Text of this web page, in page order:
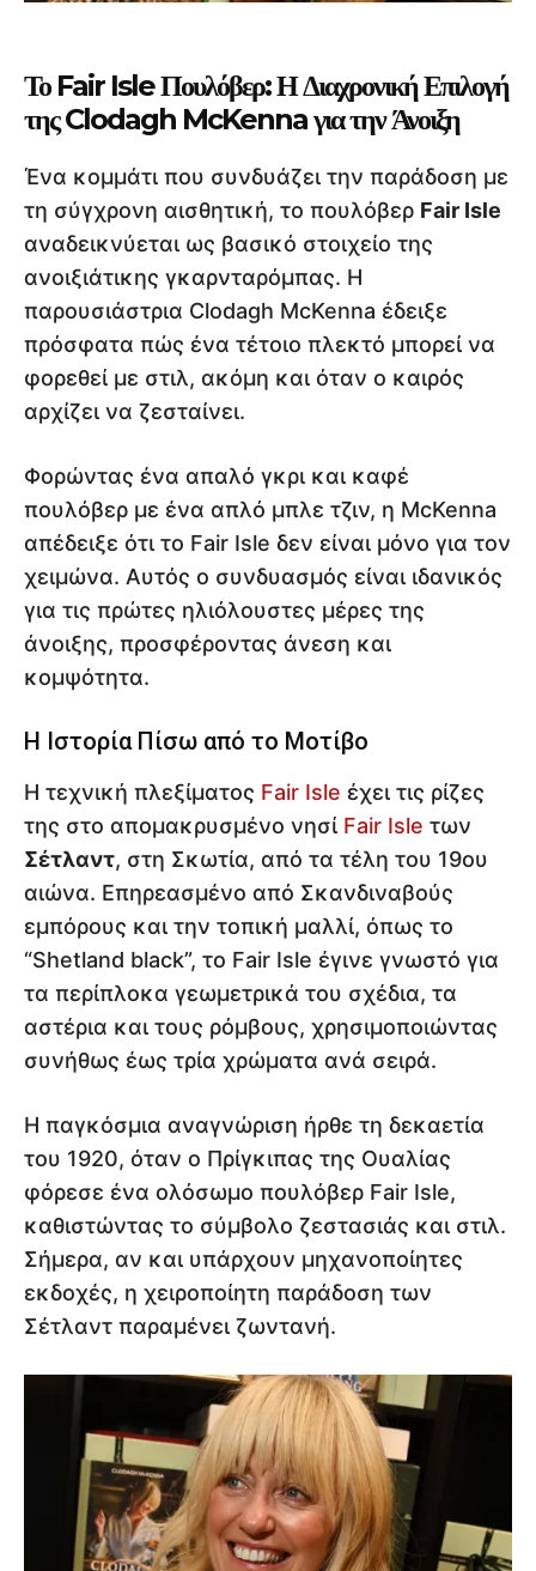
Το Fair Isle Πουλόβερ: Η Διαχρονική Επιλογή
της Clodagh McKenna για την Άνοιξη
Ένα κομμάτι που συνδυάζει την παράδοση με
τη σύγχρονη αισθητική, το πουλόβερ Fair Isle
αναδεικνύεται ως βασικό στοιχείο της
ανοιξιάτικης γκαρνταρόμπας. Η
παρουσιάστρια Clodagh McKenna έδειξε
πρόσφατα πώς ένα τέτοιο πλεκτό μπορεί να
φορεθεί με στιλ, ακόμη και όταν ο καιρός
αρχίζει να ζεσταίνει.
Φορώντας ένα απαλό γκρι και καφέ
πουλόβερ με ένα απλό μπλε τζιν, η McKenna
απέδειξε ότι το Fair Isle δεν είναι μόνο για τον
χειμώνα. Αυτός ο συνδυασμός είναι ιδανικός
για τις πρώτες ηλιόλουστες μέρες της
άνοιξης, προσφέροντας άνεση και
κομψότητα.
Η Ιστορία Πίσω από το Μοτίβο
Η τεχνική πλεξίματος Fair Isle έχει τις ρίζες
της στο απομακρυσμένο νησί Fair Isle των
Σέτλαντ, στη Σκωτία, από τα τέλη του 19ου
αιώνα. Επηρεασμένο από Σκανδιναβούς
εμπόρους και την τοπική μαλλί, όπως το
“Shetland black”, το Fair Isle έγινε γνωστό για
τα περίπλοκα γεωμετρικά του σχέδια, τα
αστέρια και τους ρόμβους, χρησιμοποιώντας
συνήθως έως τρία χρώματα ανά σειρά.
Η παγκόσμια αναγνώριση ήρθε τη δεκαετία
του 1920, όταν ο Πρίγκιπας της Ουαλίας
φόρεσε ένα ολόσωμο πουλόβερ Fair Isle,
καθιστώντας το σύμβολο ζεστασιάς και στιλ.
Σήμερα, αν και υπάρχουν μηχανοποίητες
εκδοχές, η χειροποίητη παράδοση των
Σέτλαντ παραμένει ζωντανή.